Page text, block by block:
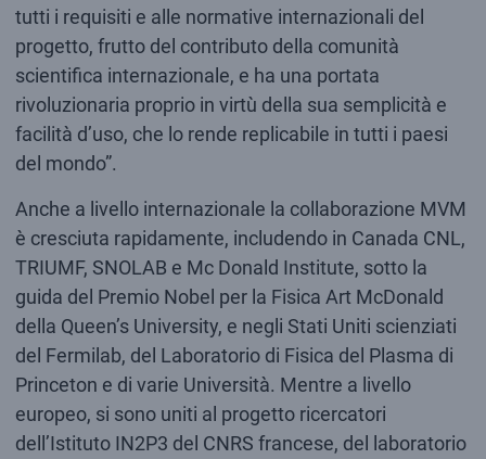
tutti i requisiti e alle normative internazionali del
progetto, frutto del contributo della comunità
scientifica internazionale, e ha una portata
rivoluzionaria proprio in virtù della sua semplicità e
facilità d’uso, che lo rende replicabile in tutti i paesi
del mondo”.
Anche a livello internazionale la collaborazione MVM
è cresciuta rapidamente, includendo in Canada CNL,
TRIUMF, SNOLAB e Mc Donald Institute, sotto la
guida del Premio Nobel per la Fisica Art McDonald
della Queen’s University, e negli Stati Uniti scienziati
del Fermilab, del Laboratorio di Fisica del Plasma di
Princeton e di varie Università. Mentre a livello
europeo, si sono uniti al progetto ricercatori
dell’Istituto IN2P3 del CNRS francese, del laboratorio